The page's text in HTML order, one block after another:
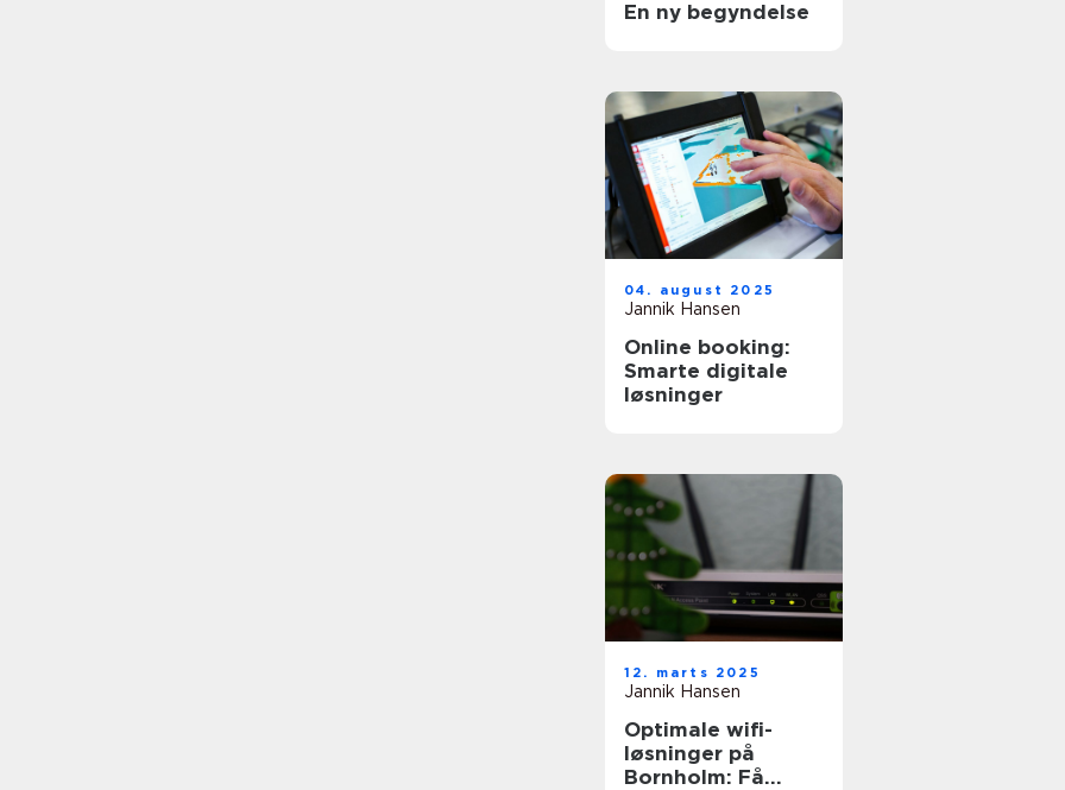
En ny begyndelse
04. august 2025
Jannik Hansen
Online booking:
Smarte digitale
løsninger
12. marts 2025
Jannik Hansen
Optimale wifi-
løsninger på
Bornholm: Få